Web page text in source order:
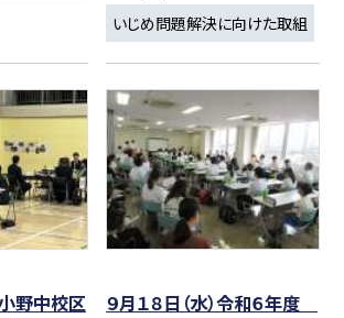
いじめ問題解決に向けた取組
小野中校区
９月１８日（水）令和６年度